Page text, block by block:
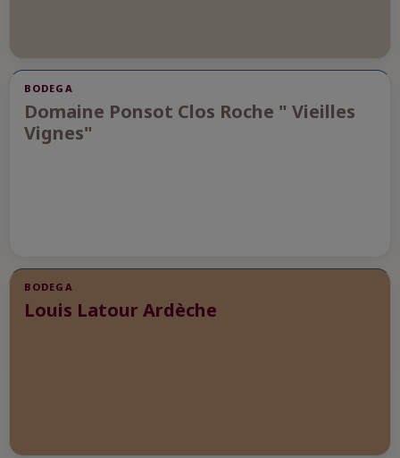
BODEGA
Domaine Ponsot Clos Roche " Vieilles
Vignes"
BODEGA
Louis Latour Ardèche